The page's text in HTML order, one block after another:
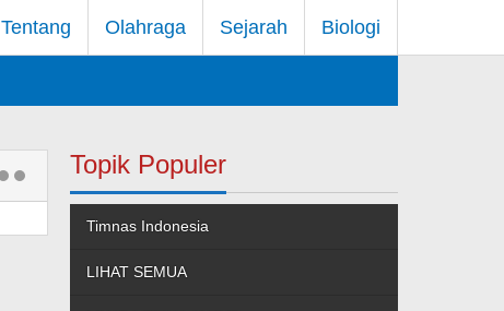
Tentang Olahraga Sejarah Biologi
Topik Populer
Timnas Indonesia
LIHAT SEMUA